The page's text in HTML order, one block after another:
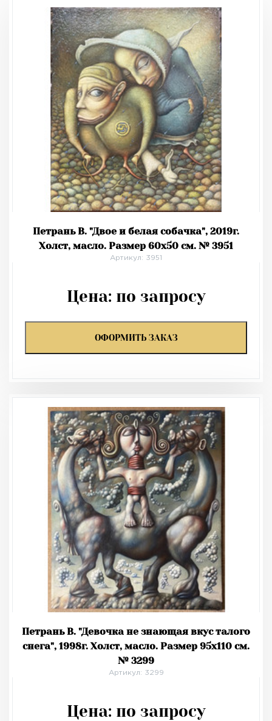
Петрань В. "Двое и белая собачка", 2019г.
Холст, масло. Размер 60х50 см. № 3951
Артикул: 3951
Цена: по запросу
ОФОРМИТЬ ЗАКАЗ
Петрань В. "Девочка не знающая вкус талого
снега", 1998г. Холст, масло. Размер 95х110 см.
№ 3299
Артикул: 3299
Цена: по запросу